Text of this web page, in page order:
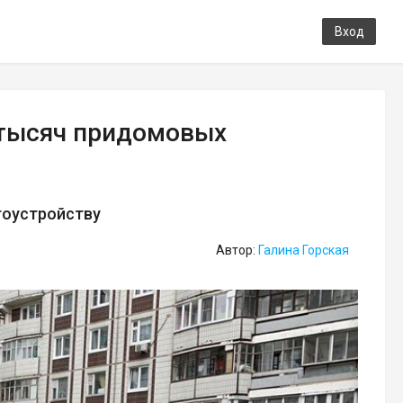
Вход
придомовых
Автор: Галина Горская